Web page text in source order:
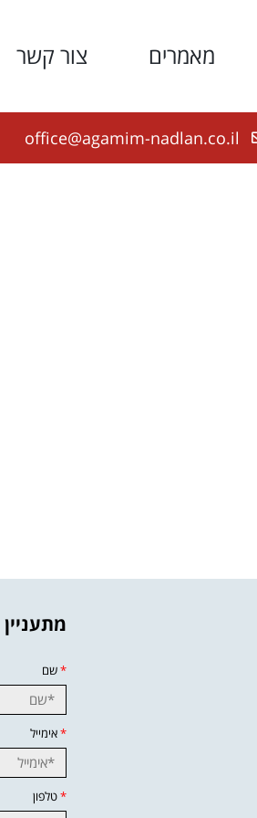
מאמרים צור קשר
office@agamim-nadlan.co.il
*שם
*אימייל
*טלפון